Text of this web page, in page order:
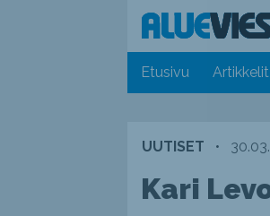
Etusivu Artikkelit
UUTISET •
Kari